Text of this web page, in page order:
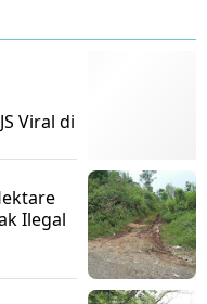
Viral di
Ilegal